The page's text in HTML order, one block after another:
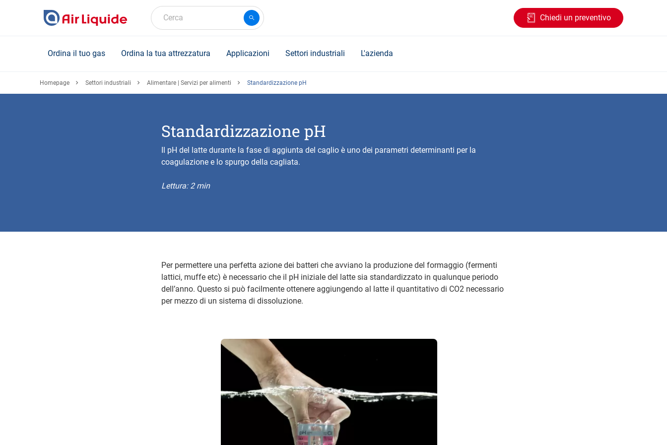
Cerca Chiedi un preventivo
Ordina il tuo gas Ordina la tua attrezzatura Applicazioni Settori industriali L'azienda
Homepage Settori industriali Alimentare | Servizi per alimenti Standardizzazione pH
Standardizzazione pH
Il pH del latte durante la fase di aggiunta del caglio è uno dei parametri determinanti per la
coagulazione e lo spurgo della cagliata.
Lettura: 2 min
Per permettere una perfetta azione dei batteri che avviano la produzione del formaggio (fermenti
lattici, muffe etc) è necessario che il pH iniziale del latte sia standardizzato in qualunque periodo
dell’anno. Questo si può facilmente ottenere aggiungendo al latte il quantitativo di CO2 necessario
per mezzo di un sistema di dissoluzione.